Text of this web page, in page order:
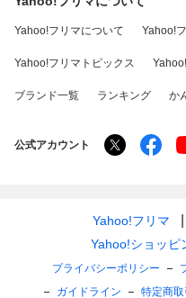
Yahoo!フリマについて Yahoo!
Yahoo!フリマトピックス
ブランド一覧 ランキング か
公式アカウント
Yahoo!フリマ
Yahoo!ショッピ
プライバシーポリシー
ガイドライン
特定商